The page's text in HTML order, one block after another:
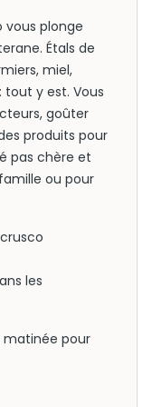
vous plonge
Étals de
miel,
y est. Vous
goûter
produits pour
pas chère et
ou pour
les
matinée pour